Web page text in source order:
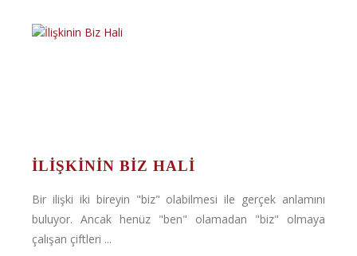
İLIŞKININ BIZ HALI
Bir ilişki iki bireyin "biz" olabilmesi ile gerçek anlamını
buluyor. Ancak henüz "ben" olamadan "biz" olmaya
çalışan çiftleri ...